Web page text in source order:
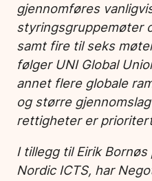
gjennomføres
styringsgruppemøter
samt fire til seks
følger UNI Global
annet flere globale
og større
rettigheter er
I tillegg til Eirik
Nordic ICTS, har